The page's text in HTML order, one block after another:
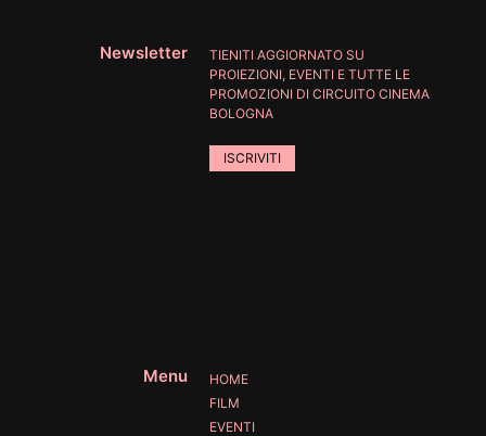
Newsletter
TIENITI AGGIORNATO SU
PROIEZIONI, EVENTI E TUTTE LE
PROMOZIONI DI CIRCUITO CINEMA
BOLOGNA
ISCRIVITI
Menu
HOME
FILM
EVENTI